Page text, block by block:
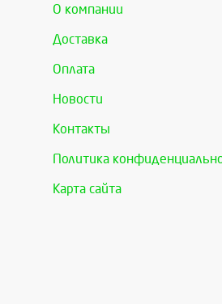
О компании
Доставка
Оплата
Новости
Контакты
Политика
Карта сайта